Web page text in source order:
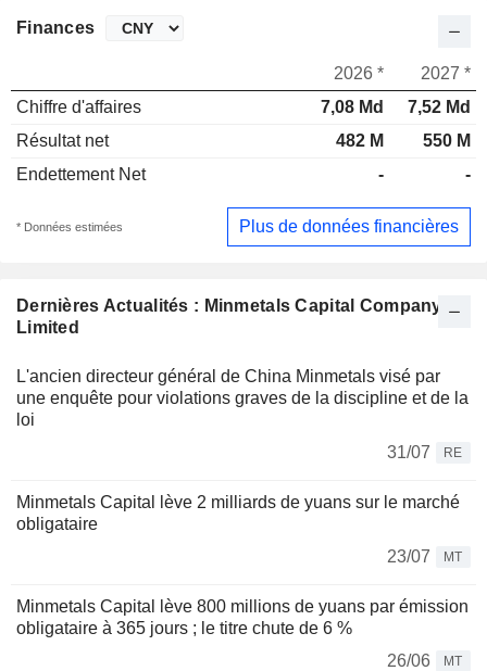
Dernières Actualités : Minmetals Capital Company
Limited
L'ancien directeur général de China Minmetals visé par
une enquête pour violations graves de la discipline et de la
loi
31/07
RE
Minmetals Capital lève 2 milliards de yuans sur le marché
obligataire
23/07
MT
Minmetals Capital lève 800 millions de yuans par émission
obligataire à 365 jours ; le titre chute de 6 %
26/06
MT
Finances
2026 *
2027 *
Chiffre d'affaires
7,08 Md
7,52 Md
Résultat net
482 M
550 M
Endettement Net
- -
* Données estimées Plus de données financières